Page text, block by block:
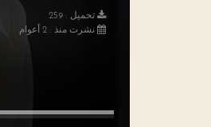
تحميل : 259
نشرت منذ : 2 أعوام